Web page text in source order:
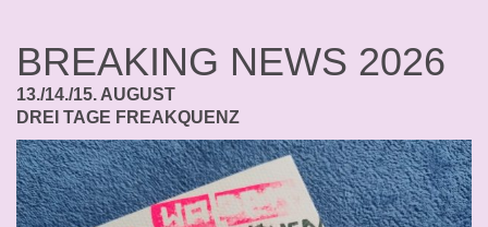
BREAKING NEWS 2026
13./14./15. AUGUST
DREI TAGE FREAKQUENZ